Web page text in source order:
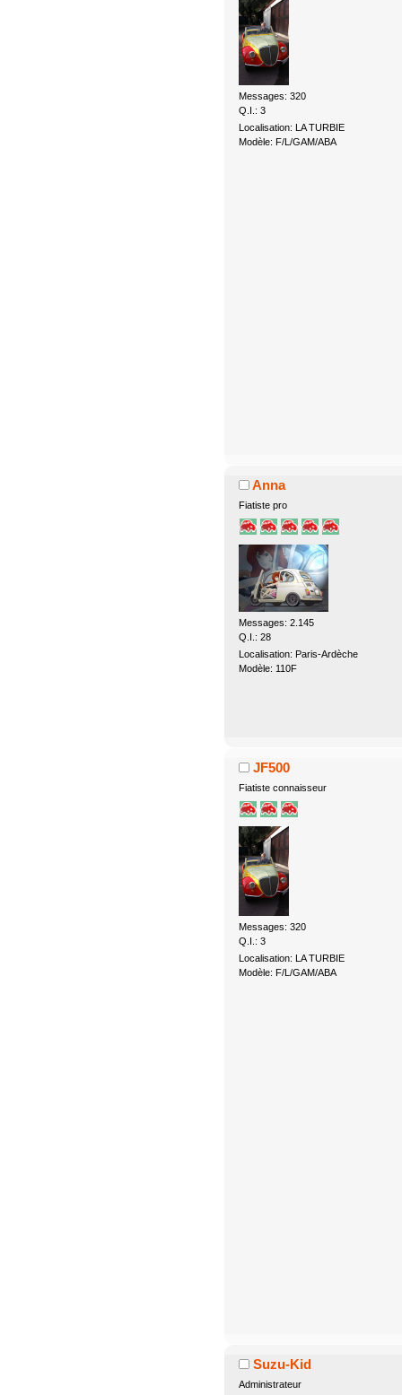
Messages: 320
Q.I.: 3
Localisation: LA TURBIE
Modèle: F/L/GAM/ABA
Anna
Fiatiste pro
Messages: 2.145
Q.I.: 28
Localisation: Paris-Ardèche
Modèle: 110F
JF500
Fiatiste connaisseur
Messages: 320
Q.I.: 3
Localisation: LA TURBIE
Modèle: F/L/GAM/ABA
Suzu-Kid
Administrateur